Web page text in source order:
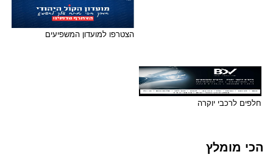
הצטרפו למועדון המשפיעים
חלפים לרכבי יוקרה
הכי מומלץ